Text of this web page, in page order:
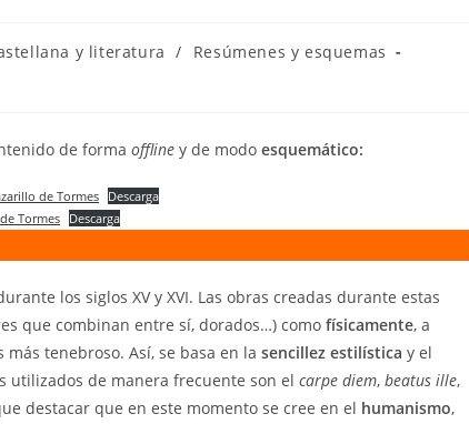
y literatura /
Resúmenes y esquemas
de forma offline y de modo esquemático:
de Tormes Descarga
Tormes Descarga
los siglos XV y XVI. Las obras creadas durante estas
que combinan entre sí, dorados…) como físicamente, a
tenebroso. Así, se basa en la sencillez estilística y el
utilizados de manera frecuente son el carpe diem, beatus ille,
destacar que en este momento se cree en el humanismo,